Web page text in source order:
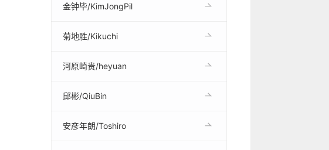
金钟毕/KimJongPil
菊地胜/Kikuchi
河原崎贵/heyuan
邱彬/QiuBin
安彦年朗/Toshiro